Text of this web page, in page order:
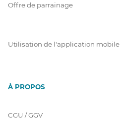
Offre de parrainage
Utilisation de l'application mobile
À PROPOS
CGU / GGV